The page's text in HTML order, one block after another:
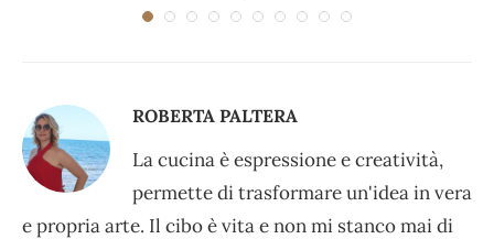
ROBERTA PALTERA
La cucina è espressione e creatività,
permette di trasformare un'idea in vera
e propria arte. Il cibo è vita e non mi stanco mai di